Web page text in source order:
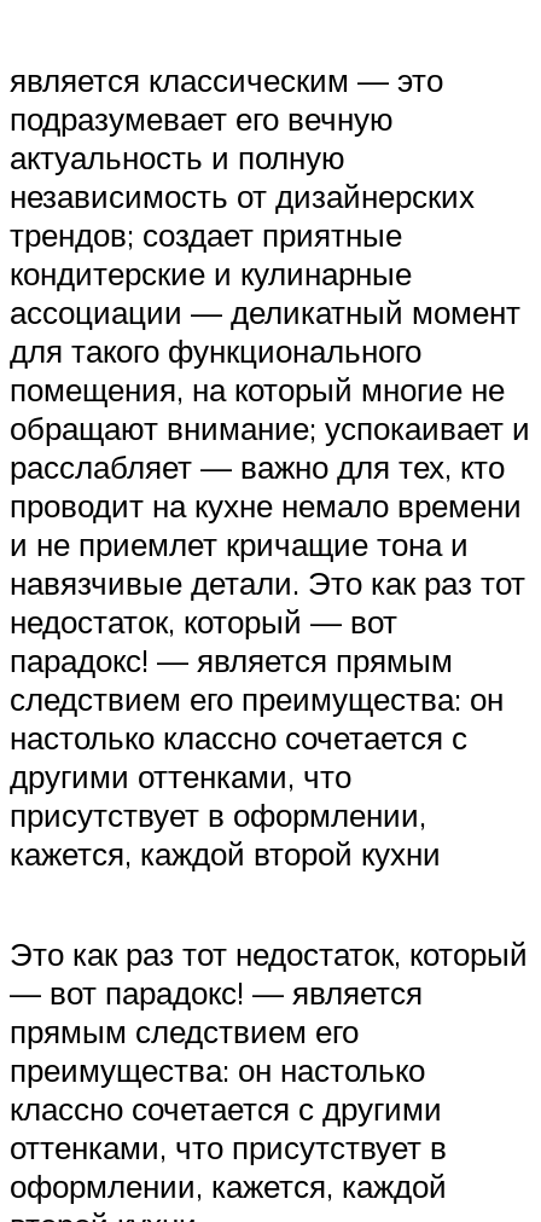
является классическим — это
подразумевает его вечную
актуальность и полную
независимость от дизайнерских
трендов; создает приятные
кондитерские и кулинарные
ассоциации — деликатный момент
для такого функционального
помещения, на который многие не
обращают внимание; успокаивает и
расслабляет — важно для тех, кто
проводит на кухне немало времени
и не приемлет кричащие тона и
навязчивые детали. Это как раз тот
недостаток, который — вот
парадокс! — является прямым
следствием его преимущества: он
настолько классно сочетается с
другими оттенками, что
присутствует в оформлении,
кажется, каждой второй кухни
Это как раз тот недостаток, который
— вот парадокс! — является
прямым следствием его
преимущества: он настолько
классно сочетается с другими
оттенками, что присутствует в
оформлении, кажется, каждой